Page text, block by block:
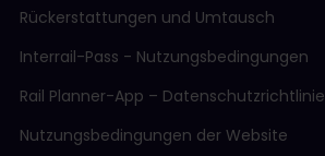
Rückerstattungen und Umtausch
Interrail-Pass - Nutzungsbedingungen
Rail Planner-App – Datenschutzrichtlinie
Nutzungsbedingungen der Website